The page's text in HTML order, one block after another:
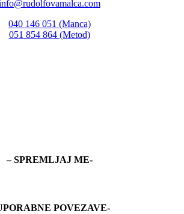
040 146 051 (Manca)
051 854 864 (Metod)
– SPREMLJAJ ME-
POVEZAVE-